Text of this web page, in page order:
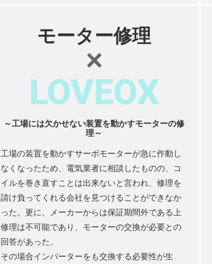
PHILOSOPHY
フィロソフィー
COMPANY
PROFILE
SERVICE
サービス内容
INTERVIEW
モーター修理
×
LOVEOX
～工場には欠かせない装置を動かすモーターの修
理～
工場の装置を動かすサーボモーターが急に作動し
なくなったため、電気業者に相談したものの、コ
イルを巻き直すことは出来ないと言われ、修理を
請け負ってくれる会社を見つけることができなか
った。更に、メーカーからは保証期間外である上
修理は不可能であり、モーターの交換が必要との
回答があった。
その場合インバーターをも交換する必要性が生